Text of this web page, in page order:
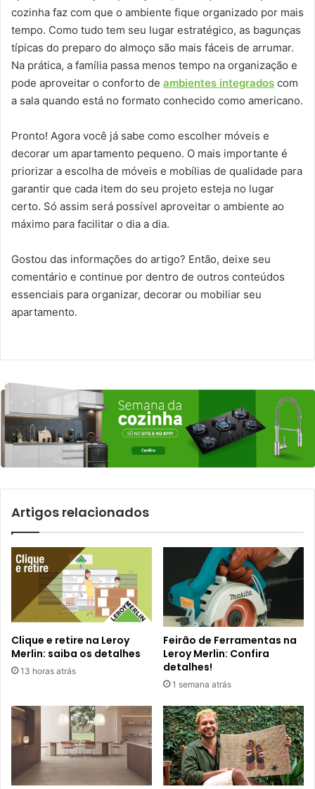
cozinha faz com que o ambiente fique organizado por mais
tempo. Como tudo tem seu lugar estratégico, as bagunças
típicas do preparo do almoço são mais fáceis de arrumar.
Na prática, a família passa menos tempo na organização e
pode aproveitar o conforto de ambientes integrados com
a sala quando está no formato conhecido como americano.
Pronto! Agora você já sabe como escolher móveis e
decorar um apartamento pequeno. O mais importante é
priorizar a escolha de móveis e mobílias de qualidade para
garantir que cada item do seu projeto esteja no lugar
certo. Só assim será possível aproveitar o ambiente ao
máximo para facilitar o dia a dia.
Gostou das informações do artigo? Então, deixe seu
comentário e continue por dentro de outros conteúdos
essenciais para organizar, decorar ou mobiliar seu
apartamento.
Artigos relacionados
Clique e retire na Leroy
Merlin: saiba os detalhes
13 horas atrás
Feirão de Ferramentas na
Leroy Merlin: Confira
detalhes!
1 semana atrás